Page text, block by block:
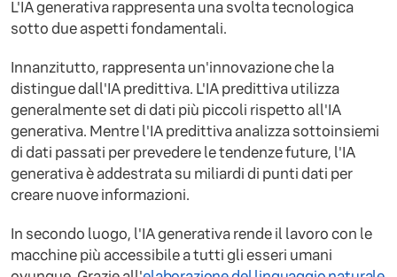
L'IA generativa rappresenta una svolta tecnologica
sotto due aspetti fondamentali.
Innanzitutto, rappresenta un'innovazione che la
distingue dall'IA predittiva. L'IA predittiva utilizza
generalmente set di dati più piccoli rispetto all'IA
generativa. Mentre l'IA predittiva analizza sottoinsiemi
di dati passati per prevedere le tendenze future, l'IA
generativa è addestrata su miliardi di punti dati per
creare nuove informazioni.
In secondo luogo, l'IA generativa rende il lavoro con le
macchine più accessibile a tutti gli esseri umani